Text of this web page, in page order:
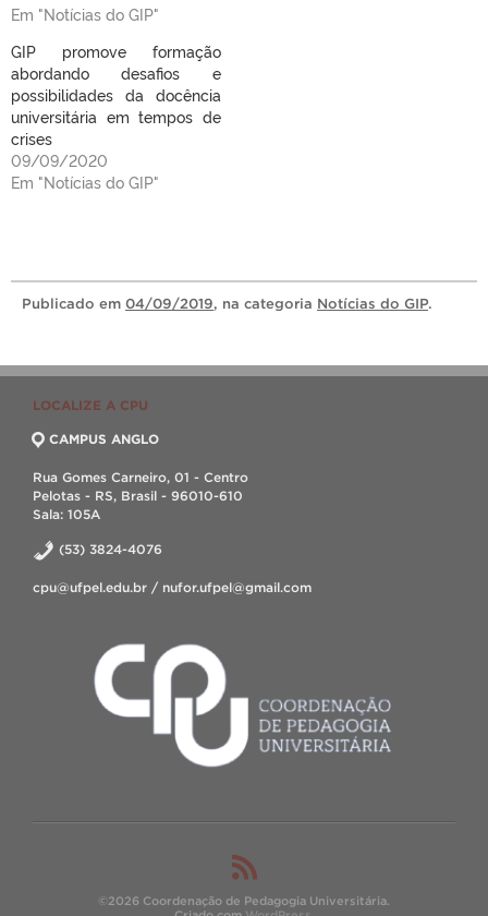
Em "Notícias do GIP"
GIP promove formação
abordando desafios e
possibilidades da docência
universitária em tempos de
crises
09/09/2020
Em "Notícias do GIP"
Publicado em 04/09/2019, na categoria Notícias do GIP.
LOCALIZE A CPU
CAMPUS ANGLO
Rua Gomes Carneiro, 01 - Centro
Pelotas - RS, Brasil - 96010-610
Sala: 105A
(53) 3824-4076
cpu@ufpel.edu.br / nufor.ufpel@gmail.com
©2026 Coordenação de Pedagogia Universitária.